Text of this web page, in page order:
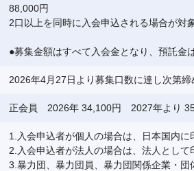
88,000円
2口以上を同時に入会申込される場合が対
●募集金額はすべて入会金となり、預託金
2026年4月27日より募集口数に達し次第
正会員 2026年 34,100円 2027年より
1.入会申込者が個人の場合は、日本国内に
2.入会申込者が法人の場合は、法人として
3.暴力団、暴力団員、暴力団関係企業・